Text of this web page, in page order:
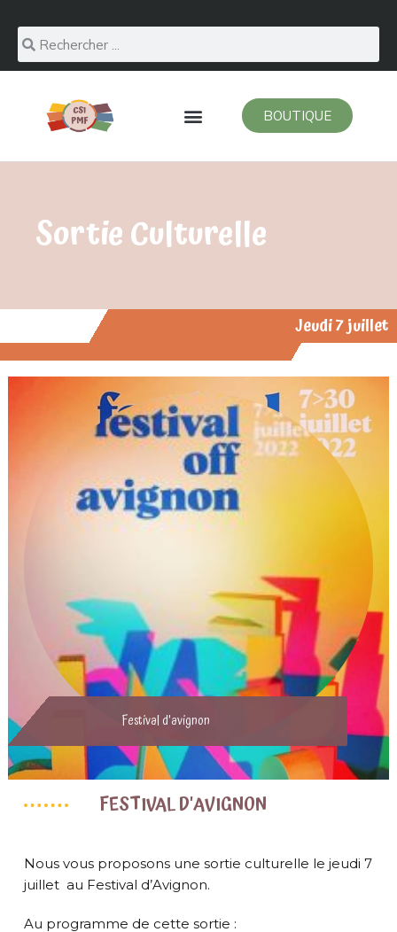
BOUTIQUE
Sortie Culturelle
Jeudi 7 juillet
Festival d'avignon
FESTIVAL D'AVIGNON
Nous vous proposons une sortie culturelle le jeudi 7
juillet au Festival d’Avignon.
Au programme de cette sortie :